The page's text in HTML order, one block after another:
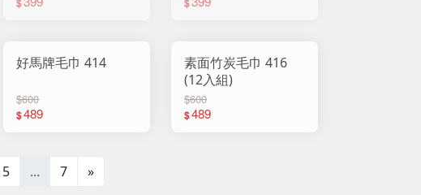
好馬牌毛巾 414
$600
$489
素面竹炭毛巾 416
(12入組)
$600
$489
5 ... 7 »